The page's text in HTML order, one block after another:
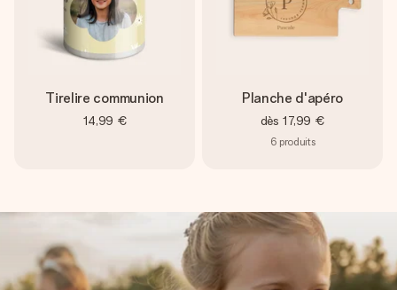
Tirelire communion
14,99 €
Planche d'apéro
dès 17,99 €
6 produits